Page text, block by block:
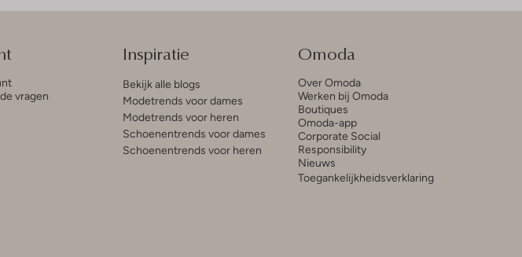
vragen
Inspiratie
Bekijk alle blogs
Modetrends voor dames
Modetrends voor heren
Schoenentrends voor dames
Schoenentrends voor heren
Omoda
Over Omoda
Werken bij Omoda
Boutiques
Omoda-app
Corporate Social
Responsibility
Nieuws
Toegankelijkheidsverklaring